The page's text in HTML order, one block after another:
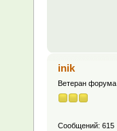
inik
Ветеран форума
Сообщений: 615